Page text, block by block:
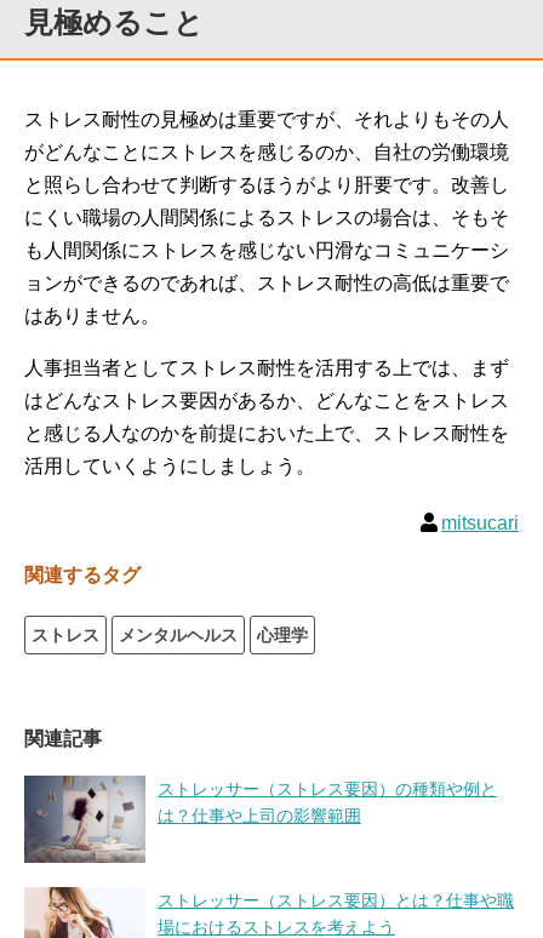
見極めること
ストレス耐性の見極めは重要ですが、それよりもその人
がどんなことにストレスを感じるのか、自社の労働環境
と照らし合わせて判断するほうがより肝要です。改善し
にくい職場の人間関係によるストレスの場合は、そもそ
も人間関係にストレスを感じない円滑なコミュニケーシ
ョンができるのであれば、ストレス耐性の高低は重要で
はありません。
人事担当者としてストレス耐性を活用する上では、まず
はどんなストレス要因があるか、どんなことをストレス
と感じる人なのかを前提においた上で、ストレス耐性を
活用していくようにしましょう。
mitsucari
関連するタグ
ストレス メンタルヘルス 心理学
関連記事
ストレッサー（ストレス要因）の種類や例と
は？仕事や上司の影響範囲
ストレッサー（ストレス要因）とは？仕事や職
場におけるストレスを考えよう